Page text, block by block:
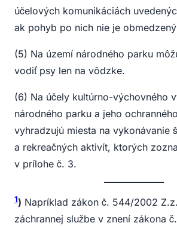
účelových komunikáciách
ak pohyb po nich nie je
(5) Na území národného parku
vodiť psy len na vôdzke.
(6) Na účely kultúrno-výchovného
národného parku a jeho
vyhradzujú miesta na vykonávanie
a rekreačných aktivít, ktorých
v prílohe č. 3.
1) Napríklad zákon č. 544/2002
záchrannej službe v znení zákona